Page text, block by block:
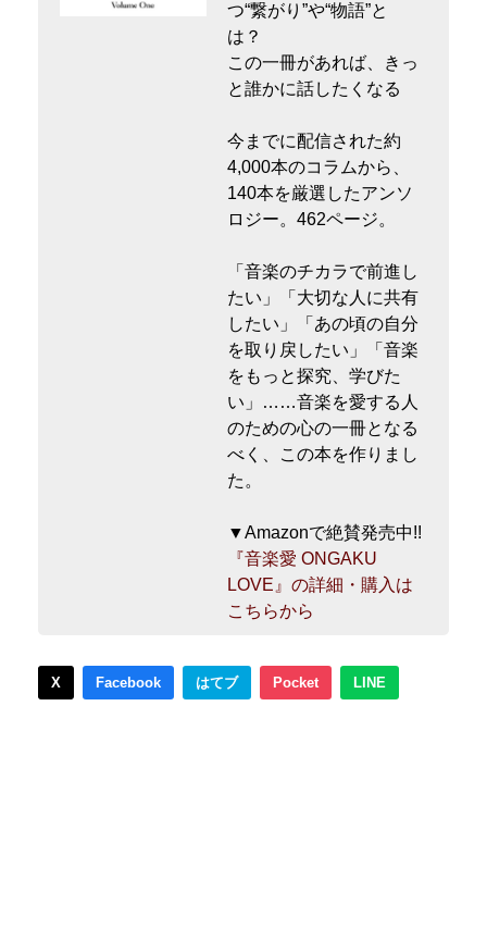
つ“繋がり”や“物語”と
は？
この一冊があれば、きっ
と誰かに話したくなる
今までに配信された約
4,000本のコラムから、
140本を厳選したアンソ
ロジー。462ページ。
「音楽のチカラで前進し
たい」「大切な人に共有
したい」「あの頃の自分
を取り戻したい」「音楽
をもっと探究、学びた
い」……音楽を愛する人
のための心の一冊となる
べく、この本を作りまし
た。
▼Amazonで絶賛発売中!!
『音楽愛 ONGAKU
LOVE』の詳細・購入は
こちらから
X Facebook はてブ Pocket LINE